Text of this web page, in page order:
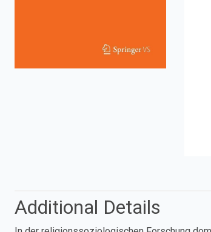
Additional Details